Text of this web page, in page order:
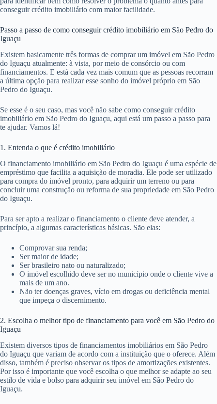
conseguir crédito imobiliário com maior facilidade.
Passo a passo de como conseguir crédito imobiliário em São Pedro do
Iguaçu
Existem basicamente três formas de comprar um imóvel em São Pedro
do Iguaçu atualmente: à vista, por meio de consórcio ou com
financiamentos. E está cada vez mais comum que as pessoas recorram
a última opção para realizar esse sonho do imóvel próprio em São
Pedro do Iguaçu.
Se esse é o seu caso, mas você não sabe como conseguir crédito
imobiliário em São Pedro do Iguaçu, aqui está um passo a passo para
te ajudar. Vamos lá!
1. Entenda o que é crédito imobiliário
O financiamento imobiliário em São Pedro do Iguaçu é uma espécie de
empréstimo que facilita a aquisição de moradia. Ele pode ser utilizado
para compra do imóvel pronto, para adquirir um terreno ou para
concluir uma construção ou reforma de sua propriedade em São Pedro
do Iguaçu.
Para ser apto a realizar o financiamento o cliente deve atender, a
princípio, a algumas características básicas. São elas:
Comprovar sua renda;
Ser maior de idade;
Ser brasileiro nato ou naturalizado;
O imóvel escolhido deve ser no município onde o cliente vive a
mais de um ano.
Não ter doenças graves, vício em drogas ou deficiência mental
que impeça o discernimento.
2. Escolha o melhor tipo de financiamento para você em São Pedro do
Iguaçu
Existem diversos tipos de financiamentos imobiliários em São Pedro
do Iguaçu que variam de acordo com a instituição que o oferece. Além
disso, também é preciso observar os tipos de amortizações existentes.
Por isso é importante que você escolha o que melhor se adapte ao seu
estilo de vida e bolso para adquirir seu imóvel em São Pedro do
Iguaçu.